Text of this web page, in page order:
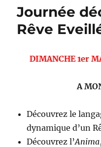
Journée
Rêve
DIMANCHE 1er
A
Découvrez le
dynamique d’un
Découvrez l’Anima